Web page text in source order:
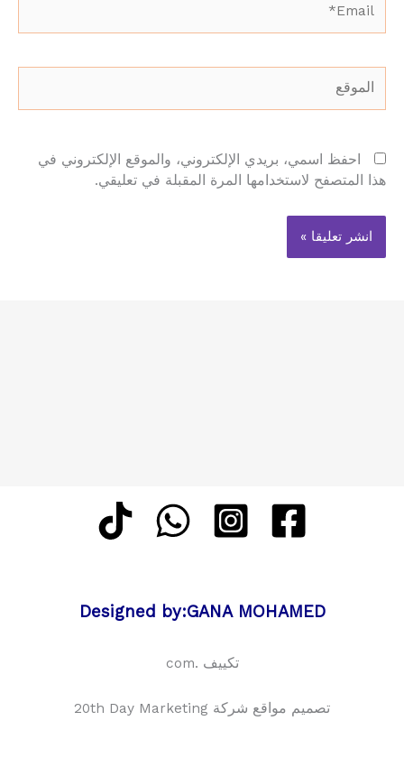
احفظ اسمي، بريدي الإلكتروني، والموقع الإلكتروني في
هذا المتصفح لاستخدامها المرة المقبلة في تعليقي.
Designed by:GANA MOHAMED
تكييف .com
تصميم مواقع شركة 20th Day Marketing